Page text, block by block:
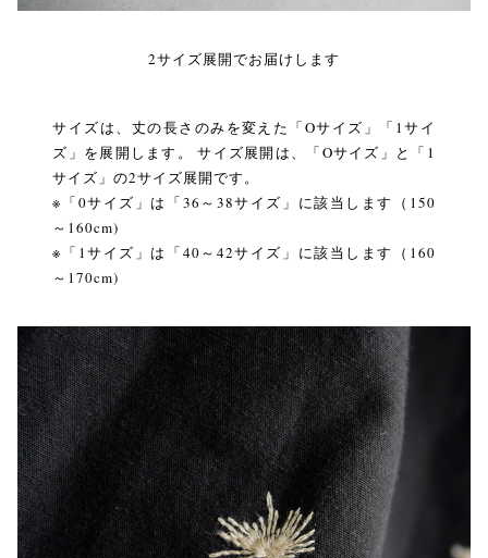
2サイズ展開でお届けします
サイズは、丈の長さのみを変えた「Oサイズ」「1サイ
ズ」を展開します。 サイズ展開は、「Oサイズ」と「1
サイズ」の2サイズ展開です。
※「0サイズ」は「36～38サイズ」に該当します（150
～160cm)
※「1サイズ」は「40～42サイズ」に該当します（160
～170cm)